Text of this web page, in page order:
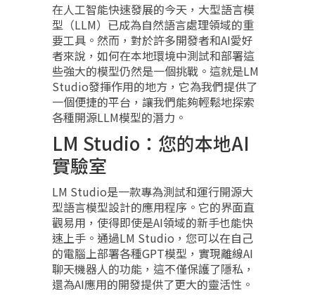
在人工智能快速發展的今天，大型語言模
型（LLM）已成為自然語言處理領域的重
要工具。然而，對於許多開發者和AI愛好
者來說，如何在本地環境中測試和部署這
些強大的模型仍然是一個挑戰。這就是LM
Studio發揮作用的地方，它為我們提供了
一個便捷的平台，讓我們能夠輕鬆地探索
各種開源LLM模型的潛力。
LM Studio：您的本地AI
實驗室
LM Studio是一款專為測試和運行開源大
型語言模型設計的應用程序。它的界面直
觀易用，使得即使是AI領域的新手也能快
速上手。通過LM Studio，您可以在自己
的電腦上部署各種GPT模型，實現離線AI
聊天機器人的功能，這不僅保護了隱私，
還為AI應用的開發提供了更大的靈活性。